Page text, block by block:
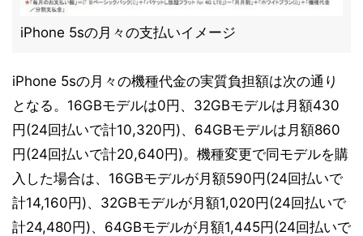
iPhone 5sの月々の支払いイメージ
iPhone 5sの月々の機種代金の実質負担額は次の通り
となる。16GBモデルは0円、32GBモデルは月額430
円(24回払いで計10,320円)、64GBモデルは月額860
円(24回払いで計20,640円)。機種変更で同モデルを購
入した場合は、16GBモデルが月額590円(24回払いで
計14,160円)、32GBモデルが月額1,020円(24回払いで
計24,480円)、64GBモデルが月額1,445円(24回払いで